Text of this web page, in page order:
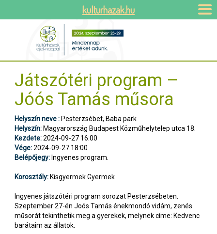
Játszótéri program –
Jóós Tamás műsora
Helyszín neve : Pesterzsébet, Baba park
Helyszín: Magyarország Budapest Közműhelytelep utca 18.
Kezdete:2024-09-27 16:00
Vége:2024-09-27 18:00
Belépőjegy: Ingyenes program.
Korosztály: Kisgyermek Gyermek
Ingyenes játszótéri program sorozat Pesterzsébeten.
Szeptember 27-én Joós Tamás énekmondó vidám, zenés
műsorát tekinthetik meg a gyerekek, melynek címe: Kedvenc
barátaim az állatok.
kulturhazak.hu